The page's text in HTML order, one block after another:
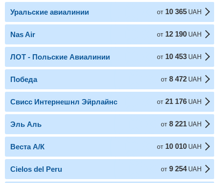
Уральские авиалинии от 10 365 UAH
Nas Air от 12 190 UAH
ЛОТ - Польские Авиалинии от 10 453 UAH
Победа от 8 472 UAH
Свисс Интернешнл Эйрлайнс от 21 176 UAH
Эль Аль от 8 221 UAH
Веста А/К от 10 010 UAH
Cielos del Peru от 9 254 UAH